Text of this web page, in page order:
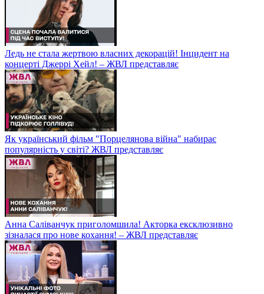
Ледь не стала жертвою власних декорацій! Інцидент на
концерті Джеррі Хейл! – ЖВЛ представляє
Як український фільм "Порцелянова війна" набирає
популярність у світі? ЖВЛ представляє
Анна Саліванчук приголомшила! Акторка ексклюзивно
зізналася про нове кохання! – ЖВЛ представляє